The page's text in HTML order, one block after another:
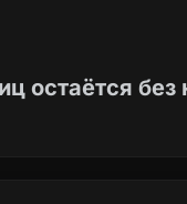
остаётся